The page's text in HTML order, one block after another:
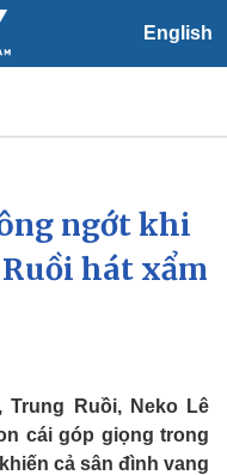
English
hội
24h
báo thời tiết
ngớt khi
hát xẩm
Trung Ruồi, Neko Lê
cái góp giọng trong
cả sân đình vang